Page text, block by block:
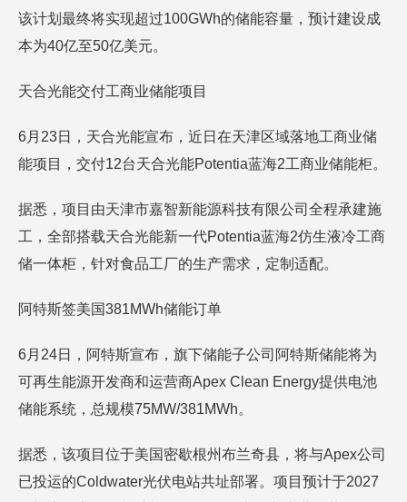
该计划最终将实现超过100GWh的储能容量，预计建设成
本为40亿至50亿美元。
天合光能交付工商业储能项目
6月23日，天合光能宣布，近日在天津区域落地工商业储
能项目，交付12台天合光能Potentia蓝海2工商业储能柜。
据悉，项目由天津市嘉智新能源科技有限公司全程承建施
工，全部搭载天合光能新一代Potentia蓝海2仿生液冷工商
储一体柜，针对食品工厂的生产需求，定制适配。
阿特斯签美国381MWh储能订单
6月24日，阿特斯宣布，旗下储能子公司阿特斯储能将为
可再生能源开发商和运营商‌Apex Clean Energy提供电池
储能系统，总规模75MW/381MWh。
据悉，该项目位于美国密歇根州布兰奇县，将与Apex公司
已投运的Coldwater光伏电站共址部署。项目预计于2027